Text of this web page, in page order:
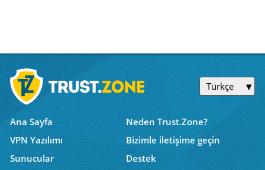
Türkçe
Ana Sayfa
Neden Trust.Zone?
VPN Yazılımı
Bizimle iletişime geçin
Sunucular
Destek